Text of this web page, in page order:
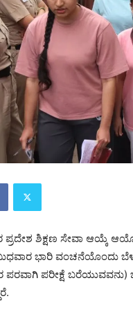
ಪ್ರದೇಶ ಶಿಕ್ಷಣ ಸೇವಾ ಆಯ್ಕೆ
ಭಾರಿ ವಂಚನೆಯೊಂದು
ಪರವಾಗಿ ಪರೀಕ್ಷೆ